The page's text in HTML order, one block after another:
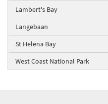
Lambert's Bay
Langebaan
St Helena Bay
West Coast National Park